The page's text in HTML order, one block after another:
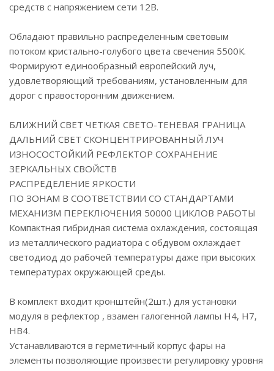
средств с напряжением сети 12В.
Обладают правильно распределенным световым
потоком кристально-голубого цвета свечения 5500К.
Формируют единообразный европейский луч,
удовлетворяющий требованиям, установленным для
дорог с правосторонним движением.
БЛИЖНИЙ СВЕТ ЧЕТКАЯ СВЕТО-ТЕНЕВАЯ ГРАНИЦА
ДАЛЬНИЙ СВЕТ СКОНЦЕНТРИРОВАННЫЙ ЛУЧ
ИЗНОСОСТОЙКИЙ РЕФЛЕКТОР СОХРАНЕНИЕ
ЗЕРКАЛЬНЫХ СВОЙСТВ
РАСПРЕДЕЛЕНИЕ ЯРКОСТИ
ПО ЗОНАМ В СООТВЕТСТВИИ СО СТАНДАРТАМИ
МЕХАНИЗМ ПЕРЕКЛЮЧЕНИЯ 50000 ЦИКЛОВ РАБОТЫ
Компактная гибридная система охлаждения, состоящая
из металлического радиатора с обдувом охлаждает
светодиод до рабочей температуры даже при высоких
температурах окружающей среды.
В комплект входит кронштейн(2шт.) для установки
модуля в рефлектор , взамен галогенной лампы H4, H7,
HB4.
Устанавливаются в герметичный корпус фары на
элементы позволяющие произвести регулировку уровня